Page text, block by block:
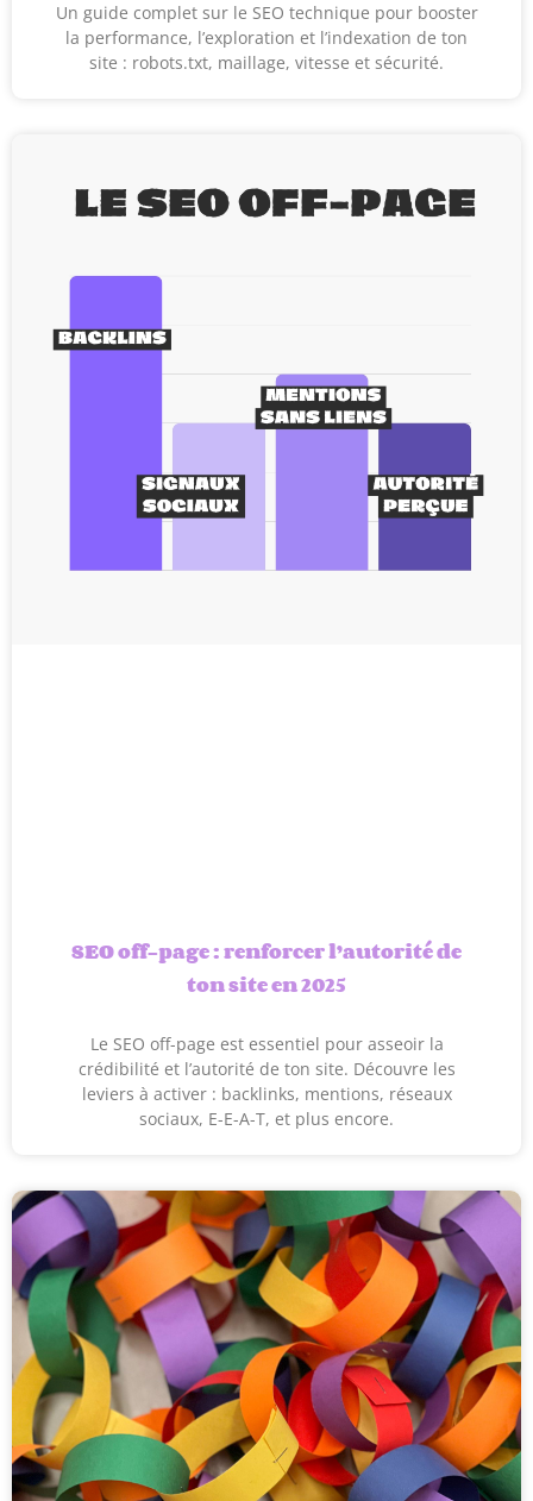
Un guide complet sur le SEO technique pour booster
la performance, l’exploration et l’indexation de ton
site : robots.txt, maillage, vitesse et sécurité.
SEO off-page : renforcer l’autorité de
ton site en 2025
Le SEO off-page est essentiel pour asseoir la
crédibilité et l’autorité de ton site. Découvre les
leviers à activer : backlinks, mentions, réseaux
sociaux, E-E-A-T, et plus encore.